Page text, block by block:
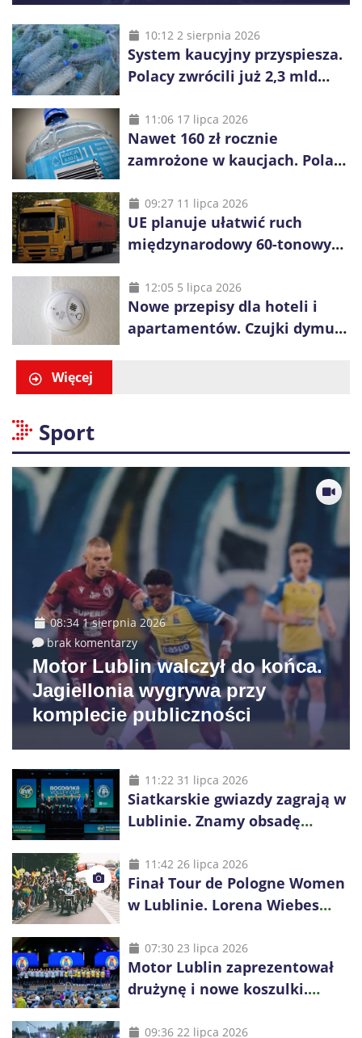
10:12 2 sierpnia 2026
System kaucyjny przyspiesza.
Polacy zwrócili już 2,3 mld
11:06 17 lipca 2026
Nawet 160 zł rocznie
zamrożone w kaucjach. Polacy
vouchery
09:27 11 lipca 2026
UE planuje ułatwić ruch
międzynarodowy 60-tonowych
konkurencji
12:05 5 lipca 2026
Nowe przepisy dla hoteli i
apartamentów. Czujki dymu
Więcej
Sport
08:34 1 sierpnia 2026
brak komentarzy
Motor Lublin walczył do końca.
Jagiellonia wygrywa przy
komplecie publiczności
11:22 31 lipca 2026
Siatkarskie gwiazdy zagrają w
Lublinie. Znamy obsadę
11:42 26 lipca 2026
Finał Tour de Pologne Women
w Lublinie. Lorena Wiebes
07:30 23 lipca 2026
Motor Lublin zaprezentował
drużynę i nowe koszulki.
zespół w sezonie 2026/27
09:36 22 lipca 2026